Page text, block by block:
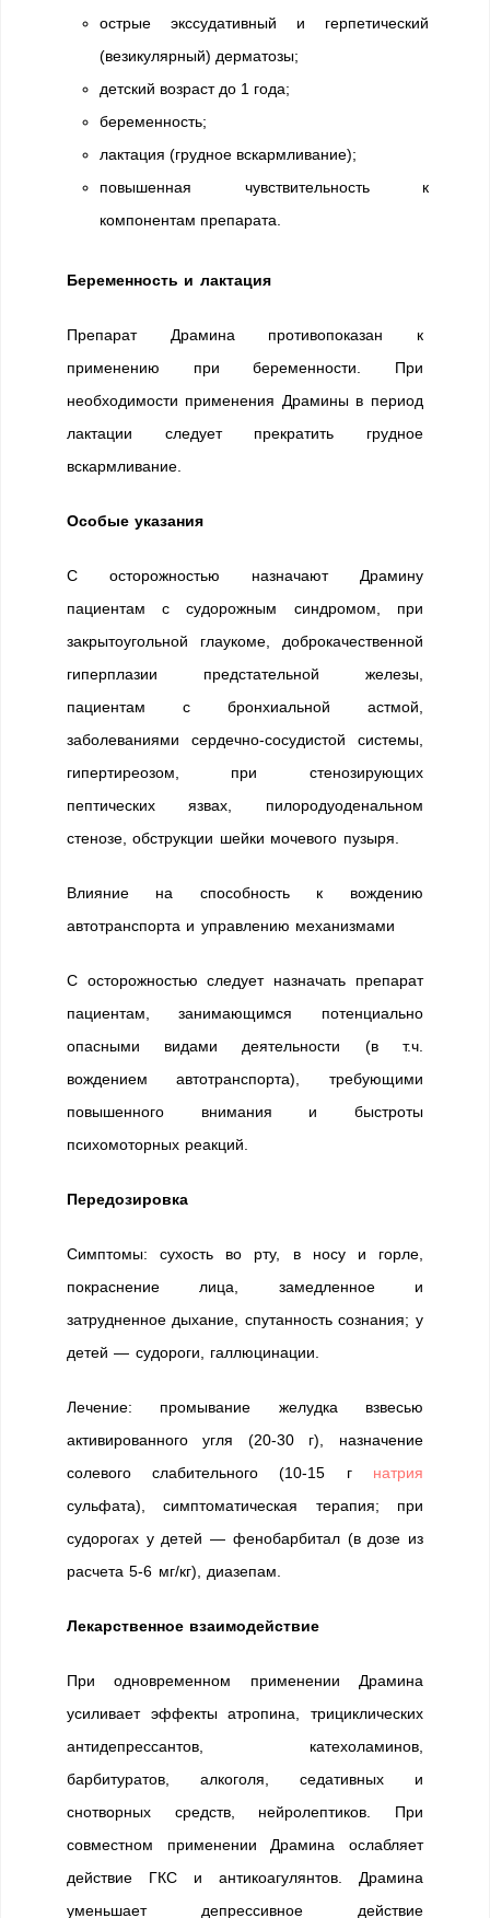
острые экссудативный и герпетический
(везикулярный) дерматозы;
детский возраст до 1 года;
беременность;
лактация (грудное вскармливание);
повышенная чувствительность к
компонентам препарата.
Беременность и лактация
Препарат Драмина противопоказан к
применению при беременности. При
необходимости применения Драмины в период
лактации следует прекратить грудное
вскармливание.
Особые указания
С осторожностью назначают Драмину
пациентам с судорожным синдромом, при
закрытоугольной глаукоме, доброкачественной
гиперплазии предстательной железы,
пациентам с бронхиальной астмой,
заболеваниями сердечно-сосудистой системы,
гипертиреозом, при стенозирующих
пептических язвах, пилородуоденальном
стенозе, обструкции шейки мочевого пузыря.
Влияние на способность к вождению
автотранспорта и управлению механизмами
С осторожностью следует назначать препарат
пациентам, занимающимся потенциально
опасными видами деятельности (в т.ч.
вождением автотранспорта), требующими
повышенного внимания и быстроты
психомоторных реакций.
Передозировка
Симптомы: сухость во рту, в носу и горле,
покраснение лица, замедленное и
затрудненное дыхание, спутанность сознания; у
детей — судороги, галлюцинации.
Лечение: промывание желудка взвесью
активированного угля (20-30 г), назначение
солевого слабительного (10-15 г натрия
сульфата), симптоматическая терапия; при
судорогах у детей — фенобарбитал (в дозе из
расчета 5-6 мг/кг), диазепам.
Лекарственное взаимодействие
При одновременном применении Драмина
усиливает эффекты атропина, трициклических
антидепрессантов, катехоламинов,
барбитуратов, алкоголя, седативных и
снотворных средств, нейролептиков. При
совместном применении Драмина ослабляет
действие ГКС и антикоагулянтов. Драмина
уменьшает депрессивное действие